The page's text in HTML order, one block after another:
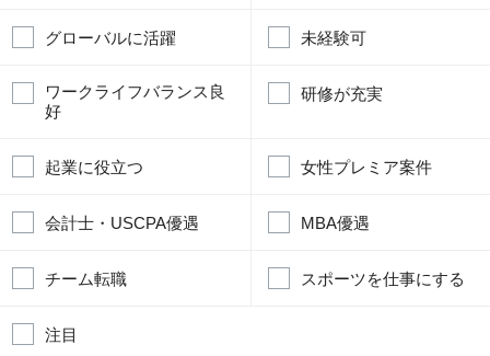
グローバルに活躍 未経験可
ワークライフバランス良
好
研修が充実
起業に役立つ 女性プレミア案件
会計士・USCPA優遇 MBA優遇
チーム転職 スポーツを仕事にする
注目